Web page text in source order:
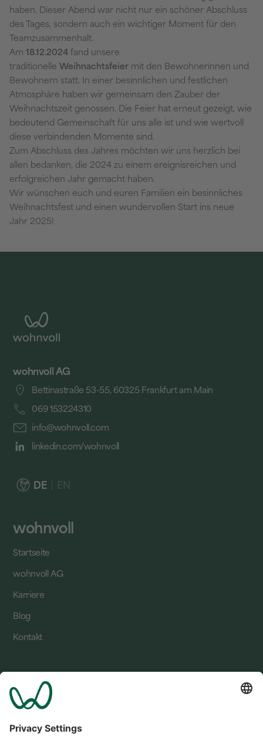
haben. Dieser Abend war nicht nur ein schöner Abschluss
des Tages, sondern auch ein wichtiger Moment für den
Teamzusammenhalt.
Am 18.12.2024 fand unsere
traditionelle Weihnachtsfeier mit den Bewohnerinnen und
Bewohnern statt. In einer besinnlichen und festlichen
Atmosphäre haben wir gemeinsam den Zauber der
Weihnachtszeit genossen. Die Feier hat erneut gezeigt, wie
bedeutend Gemeinschaft für uns alle ist und wie wertvoll
diese verbindenden Momente sind.
Zum Abschluss des Jahres möchten wir uns herzlich bei
allen bedanken, die 2024 zu einem ereignisreichen und
erfolgreichen Jahr gemacht haben.
Wir wünschen euch und euren Familien ein besinnliches
Weihnachtsfest und einen wundervollen Start ins neue
Jahr 2025!
wohnvoll AG
Bettinastraße 53-55, 60325 Frankfurt am Main
069 153224310
info@wohnvoll.com
linkedin.com/wohnvoll
DE EN
wohnvoll
Startseite
wohnvoll AG
Karriere
Blog
Kontakt
Standorte
Bad Bevensen
Bergkamen